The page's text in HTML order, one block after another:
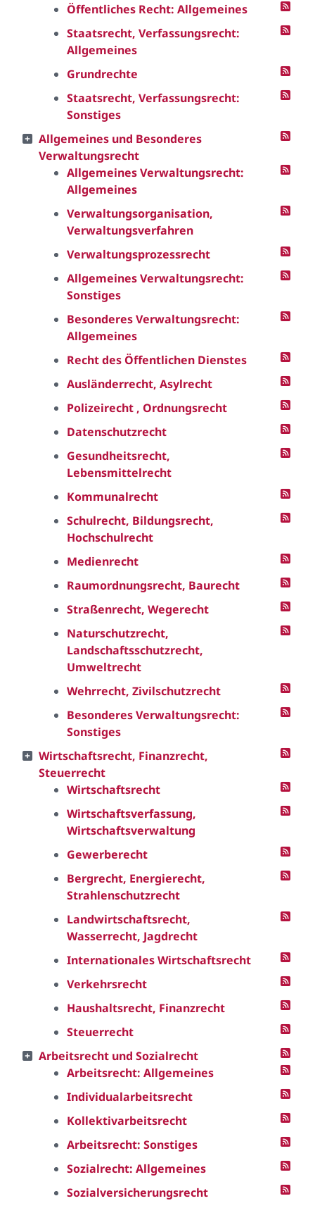
Öffentliches Recht: Allgemeines
Staatsrecht, Verfassungsrecht:
Allgemeines
Grundrechte
Staatsrecht, Verfassungsrecht:
Sonstiges
Allgemeines und Besonderes
Verwaltungsrecht
Allgemeines Verwaltungsrecht:
Allgemeines
Verwaltungsorganisation,
Verwaltungsverfahren
Verwaltungsprozessrecht
Allgemeines Verwaltungsrecht:
Sonstiges
Besonderes Verwaltungsrecht:
Allgemeines
Recht des Öffentlichen Dienstes
Ausländerrecht, Asylrecht
Polizeirecht , Ordnungsrecht
Datenschutzrecht
Gesundheitsrecht,
Lebensmittelrecht
Kommunalrecht
Schulrecht, Bildungsrecht,
Hochschulrecht
Medienrecht
Raumordnungsrecht, Baurecht
Straßenrecht, Wegerecht
Naturschutzrecht,
Landschaftsschutzrecht,
Umweltrecht
Wehrrecht, Zivilschutzrecht
Besonderes Verwaltungsrecht:
Sonstiges
Wirtschaftsrecht, Finanzrecht,
Steuerrecht
Wirtschaftsrecht
Wirtschaftsverfassung,
Wirtschaftsverwaltung
Gewerberecht
Bergrecht, Energierecht,
Strahlenschutzrecht
Landwirtschaftsrecht,
Wasserrecht, Jagdrecht
Internationales Wirtschaftsrecht
Verkehrsrecht
Haushaltsrecht, Finanzrecht
Steuerrecht
Arbeitsrecht und Sozialrecht
Arbeitsrecht: Allgemeines
Individualarbeitsrecht
Kollektivarbeitsrecht
Arbeitsrecht: Sonstiges
Sozialrecht: Allgemeines
Sozialversicherungsrecht